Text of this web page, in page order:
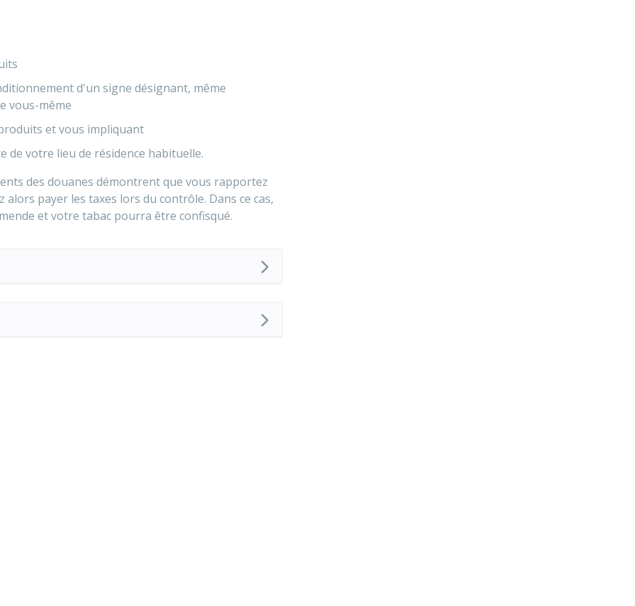
d'un signe désignant, même
vous-même
et vous impliquant
votre lieu de résidence habituelle.
des douanes démontrent que vous rapportez
payer les taxes lors du contrôle. Dans ce cas,
et votre tabac pourra être confisqué.